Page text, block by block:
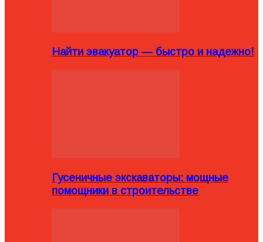
Найти эвакуатор — быстро и надежно!
Гусеничные экскаваторы: мощные
помощники в строительстве